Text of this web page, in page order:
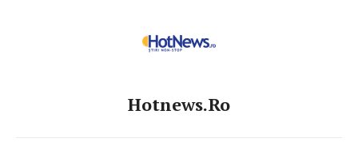
Hotnews.ro